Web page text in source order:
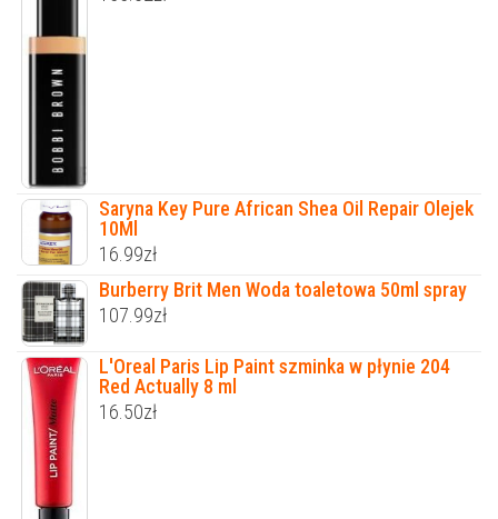
Saryna Key Pure African Shea Oil Repair Olejek
10Ml
16.99zł
Burberry Brit Men Woda toaletowa 50ml spray
107.99zł
L'Oreal Paris Lip Paint szminka w płynie 204
Red Actually 8 ml
16.50zł